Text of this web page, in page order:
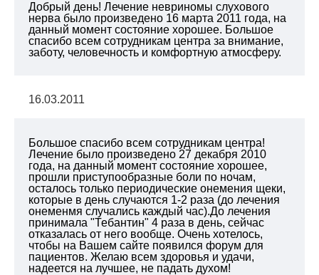
Добрый день! Лечение невриномы слухового
нерва было произведено 16 марта 2011 года, на
данный момент состояние хорошее. Большое
спасибо всем сотрудникам центра за внимание,
заботу, человечность и комфортную атмосферу.
16.03.2011
Большое спасибо всем сотрудникам центра!
Лечение было произведено 27 декабря 2010
года, на данный момент состояние хорошее,
прошли приступообразные боли по ночам,
осталось только периодические онемения щеки,
которые в день случаются 1-2 раза (до лечения
онеменмя случались каждый час).До лечения
принимала "Тебантин" 4 раза в день, сейчас
отказалась от него вообще. Очень хотелось,
чтобы на Вашем сайте появился форум для
пациентов. Желаю всем здоровья и удачи,
надеется на лучшее, не падать духом!